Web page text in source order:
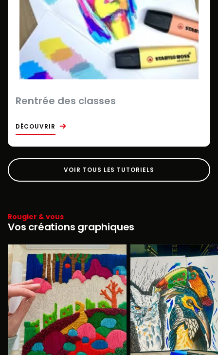
Rentrée des classes
DÉCOUVRIR
VOIR TOUS LES TUTORIELS
Rougier & vous
Vos créations graphiques